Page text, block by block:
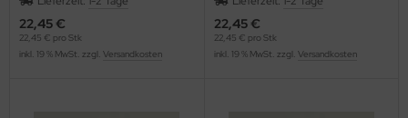
22,45 €
22,45 € pro Stk
inkl. 19 % MwSt. zzgl. Versandkosten
22,45 €
22,45 € pro Stk
inkl. 19 % MwSt. zzgl. Versandkosten